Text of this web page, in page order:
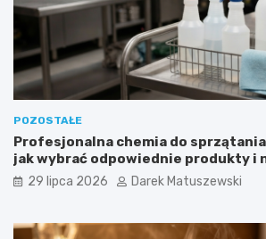
POZOSTAŁE
Profesjonalna chemia do
jak wybrać odpowiednie produkty i
29 lipca 2026 Darek Matuszewski